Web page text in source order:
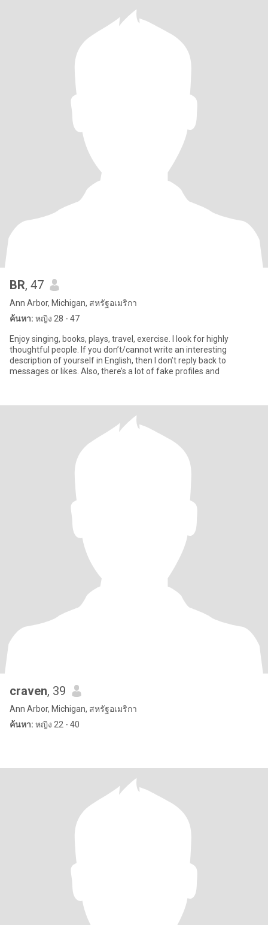
BR, 47
Ann Arbor, Michigan, สหรัฐอเมริกา
ค้นหา: หญิง 28 - 47
Enjoy singing, books, plays, travel, exercise. I look for highly
thoughtful people. If you don’t/cannot write an interesting
description of yourself in English, then I don’t reply back to
messages or likes. Also, there’s a lot of fake profiles and
craven, 39
Ann Arbor, Michigan, สหรัฐอเมริกา
ค้นหา: หญิง 22 - 40